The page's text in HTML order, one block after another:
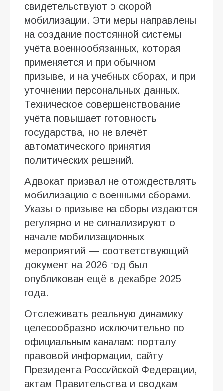
свидетельствуют о скорой
мобилизации. Эти меры направлены
на создание постоянной системы
учёта военнообязанных, которая
применяется и при обычном
призыве, и на учебных сборах, и при
уточнении персональных данных.
Техническое совершенствование
учёта повышает готовность
государства, но не влечёт
автоматического принятия
политических решений.
Адвокат призвал не отождествлять
мобилизацию с военными сборами.
Указы о призыве на сборы издаются
регулярно и не сигнализируют о
начале мобилизационных
мероприятий — соответствующий
документ на 2026 год был
опубликован ещё в декабре 2025
года.
Отслеживать реальную динамику
целесообразно исключительно по
официальным каналам: порталу
правовой информации, сайту
Президента Российской Федерации,
актам Правительства и сводкам